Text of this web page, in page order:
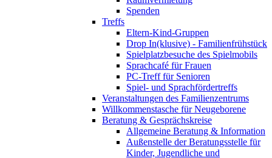
Spenden
Treffs
Eltern-Kind-Gruppen
Drop In(klusive) - Familienfrühstück
Spielplatzbesuche des Spielmobils
Sprachcafé für Frauen
PC-Treff für Senioren
Spiel- und Sprachfördertreffs
Veranstaltungen des Familienzentrums
Willkommenstasche für Neugeborene
Beratung & Gesprächskreise
Allgemeine Beratung & Information
Außenstelle der Beratungsstelle für
Kinder, Jugendliche und